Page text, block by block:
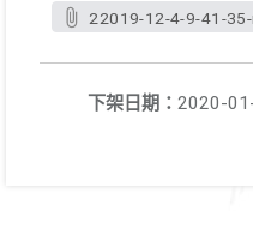
22019-12-4-9-41-
下架日期： 2020-